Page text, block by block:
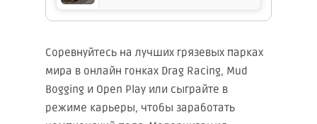
Соревнуйтесь на лучших грязевых парках
мира в онлайн гонках Drag Racing, Mud
Bogging и Open Play или сыграйте в
режиме карьеры, чтобы заработать